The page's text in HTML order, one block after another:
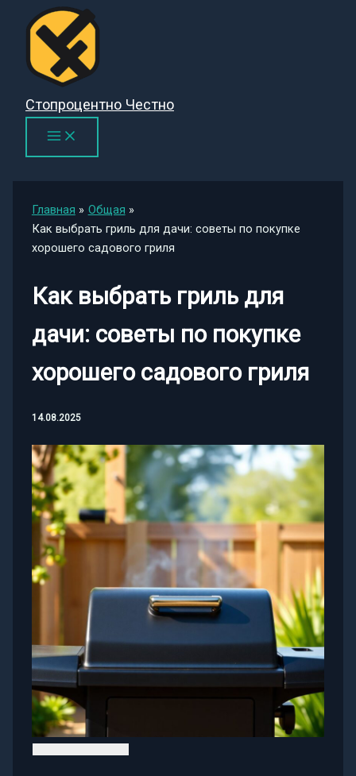
Перейти
содержимому
Стопроцентно Честно
Главная
Общая
Как выбрать гриль для дачи: советы по покупке
хорошего садового гриля
Как выбрать гриль для
дачи: советы по покупке
хорошего садового гриля
14.08.2025